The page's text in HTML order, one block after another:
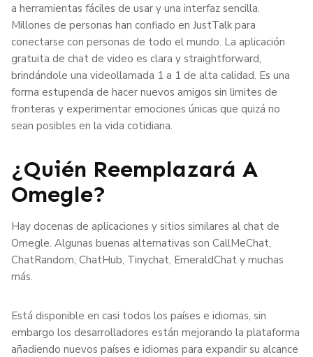
a herramientas fáciles de usar y una interfaz sencilla.
Millones de personas han confiado en JustTalk para
conectarse con personas de todo el mundo. La aplicación
gratuita de chat de video es clara y straightforward,
brindándole una videollamada 1 a 1 de alta calidad. Es una
forma estupenda de hacer nuevos amigos sin limites de
fronteras y experimentar emociones únicas que quizá no
sean posibles en la vida cotidiana.
¿Quién Reemplazará A
Omegle?
Hay docenas de aplicaciones y sitios similares al chat de
Omegle. Algunas buenas alternativas son CallMeChat,
ChatRandom, ChatHub, Tinychat, EmeraldChat y muchas
más.
Está disponible en casi todos los países e idiomas, sin
embargo los desarrolladores están mejorando la plataforma
añadiendo nuevos países e idiomas para expandir su alcance